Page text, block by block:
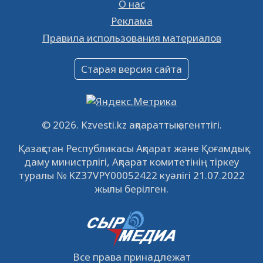
16.12.2022 61064
Объявление
09.12.2022
Свободные рабочие места
встречу с инвесторами в Кызылорде 22
ноября
21.11.2022 14952 0
© 2026. Kzvesti.kz ақпараттық агенттігі.
Қазақстан Республикасы Ақпарат және Қоғамдық
даму министрлігі, Ақпарат комитетінің тіркеу
туралы № KZ37VPY00052422 куәлігі 21.07.2022
жылы берілген.
Все права принадлежат
О нас
Реклама
Правила использования материалов
Старая версия сайта